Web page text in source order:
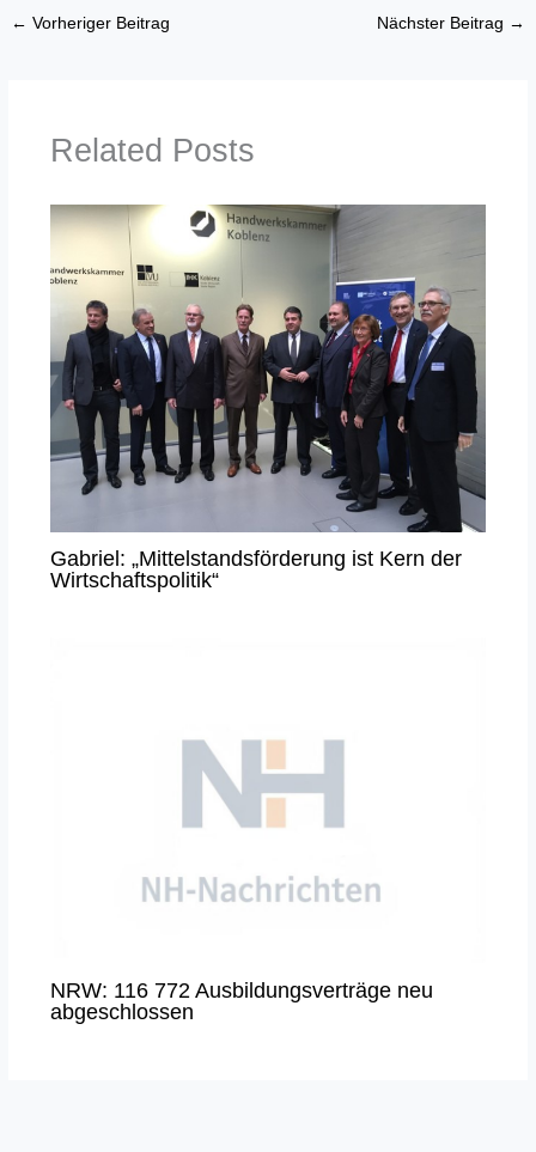
← Vorheriger Beitrag Nächster Beitrag →
Related Posts
Gabriel: „Mittelstandsförderung ist Kern der
Wirtschaftspolitik“
NRW: 116 772 Ausbildungsverträge neu
abgeschlossen